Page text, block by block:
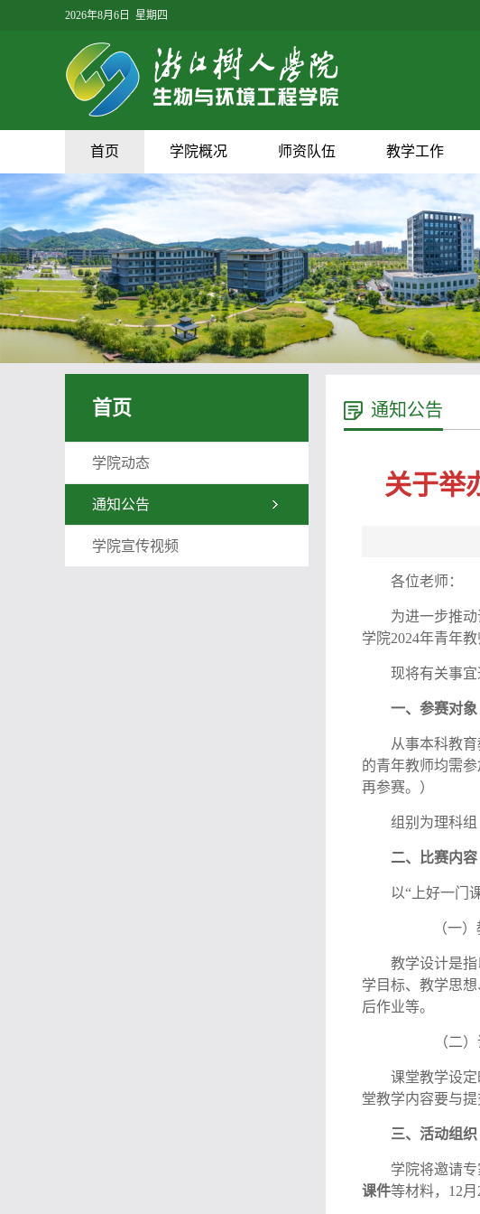
2026年8月6日 星期四
首页 学院概况 师资队伍 教学工作
首页
学院动态
通知公告
学院宣传视频
通知公告
关于举
各位老师：
为进一步推
学院2024年青年教
现将有关事宜
一、参赛对象
从事本科教
的青年教师均需
再参赛。）
组别为理科
二、比赛内容
以“上好一门
（一
教学设计是指
学目标、教学思
后作业等。
（二
课堂教学设定
堂教学内容要与
三、活动组织
学院将邀请
课件等材料， 12